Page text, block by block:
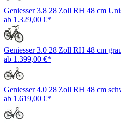
Geniesser 3.8 28 Zoll RH 48 cm
ab 1.329,00 €*
Geniesser 3.0 28 Zoll RH 48 cm
ab 1.399,00 €*
Geniesser 4.0 28 Zoll RH 48 cm
ab 1.619,00 €*